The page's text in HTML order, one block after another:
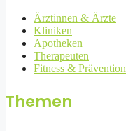
Ärztinnen & Ärzte
Kliniken
Apotheken
Therapeuten
Fitness & Prävention
Themen